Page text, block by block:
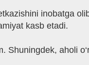
inobatga
kasb etadi.
Shuningdek, aholi